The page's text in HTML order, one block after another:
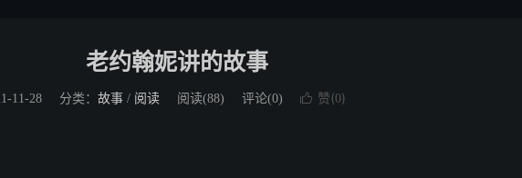
老约翰妮讲的故事
11-28 分类： 故事/ 阅读 阅读(88) 评论(0)  赞(0)